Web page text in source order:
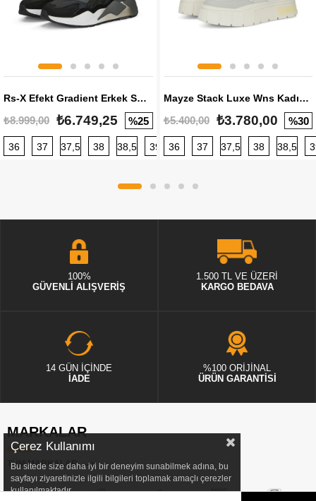
Rs-X Efekt Gradient Erkek Sneaker
₺8.999,00 ₺6.749,25 %25
36 37 37,5 38 38,5 39 40 40,5 41 42 42,5
Mayze Stack Luxe Wns Kadın Sneaker
₺5.400,00 ₺3.780,00 %30
36 37 37,5 38 38,5
100%
GÜVENLİ ALIŞVERİŞ
1.500 TL VE ÜZERİ
KARGO BEDAVA
14 GÜN İÇİNDE
İADE
%100 ORİJİNAL
ÜRÜN GARANTİSİ
MARKALAR
TÜM MARKALAR
Çerez Kullanımı
Bu sitede size daha iyi bir deneyim sunabilmek adına, bu
sayfayı ziyaretinizle ilgili bilgileri toplamak amaçlı çerezler
kullanılmaktadır.